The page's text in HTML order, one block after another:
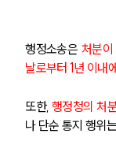
행정소송은 처분
날로부터 1년 이내에
또한, 행정청의 처
나 단순 통지 행위